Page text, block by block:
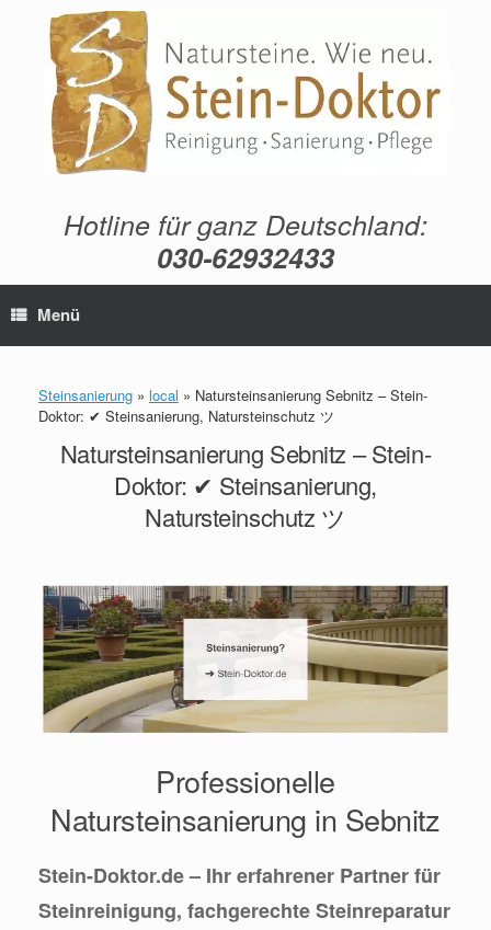
springen
Hotline für ganz Deutschland:
030-62932433
Menü
Steinsanierung » local » Natursteinsanierung Sebnitz – Stein-
Doktor: ✔ Steinsanierung, Natursteinschutz ツ
Natursteinsanierung Sebnitz – Stein-
Doktor: ✔ Steinsanierung,
Natursteinschutz ツ
Professionelle
Natursteinsanierung in Sebnitz
Stein-Doktor.de – Ihr erfahrener Partner für
Steinreinigung, fachgerechte Steinreparatur